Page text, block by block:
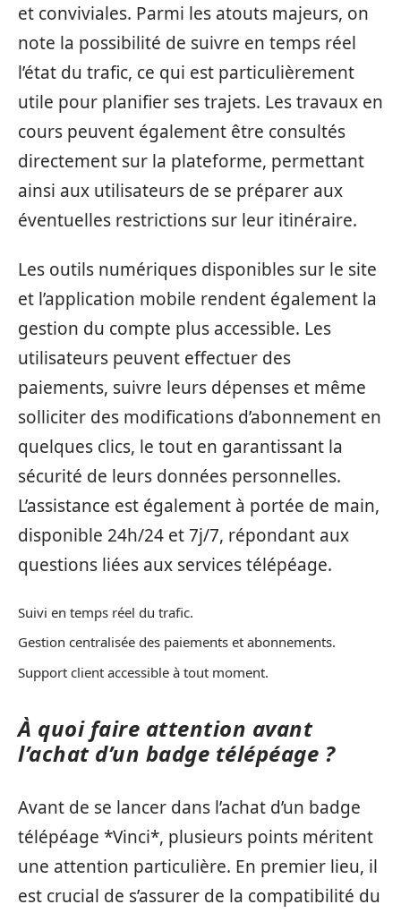
et conviviales. Parmi les atouts majeurs, on
note la possibilité de suivre en temps réel
l’état du trafic, ce qui est particulièrement
utile pour planifier ses trajets. Les travaux en
cours peuvent également être consultés
directement sur la plateforme, permettant
ainsi aux utilisateurs de se préparer aux
éventuelles restrictions sur leur itinéraire.
Les outils numériques disponibles sur le site
et l’application mobile rendent également la
gestion du compte plus accessible. Les
utilisateurs peuvent effectuer des
paiements, suivre leurs dépenses et même
solliciter des modifications d’abonnement en
quelques clics, le tout en garantissant la
sécurité de leurs données personnelles.
L’assistance est également à portée de main,
disponible 24h/24 et 7j/7, répondant aux
questions liées aux services télépéage.
Suivi en temps réel du trafic.
Gestion centralisée des paiements et abonnements.
Support client accessible à tout moment.
À quoi faire attention avant
l’achat d’un badge télépéage ?
Avant de se lancer dans l’achat d’un badge
télépéage *Vinci*, plusieurs points méritent
une attention particulière. En premier lieu, il
est crucial de s’assurer de la compatibilité du